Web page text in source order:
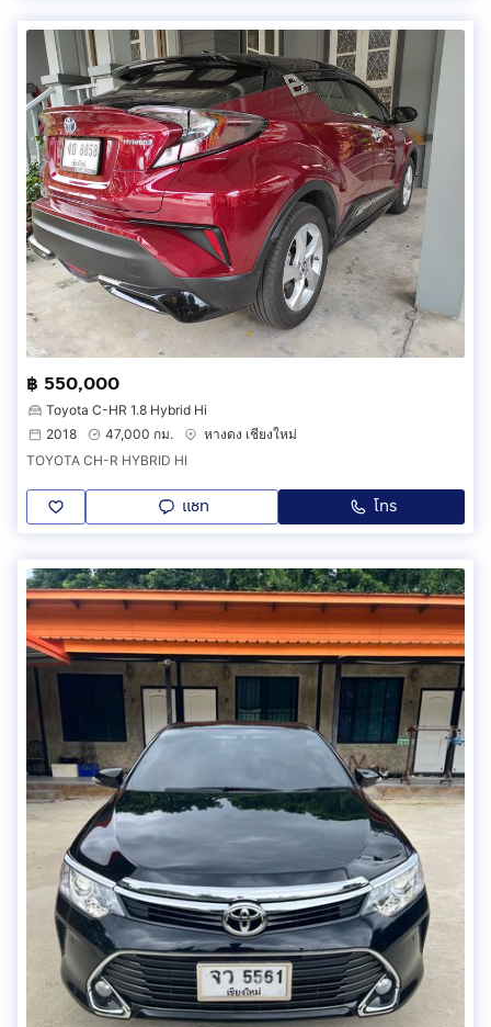
฿ 550,000
Toyota C-HR 1.8 Hybrid Hi
2018
47,000 กม.
หางดง เชียงใหม่
TOYOTA CH-R HYBRID HI
แชท โทร